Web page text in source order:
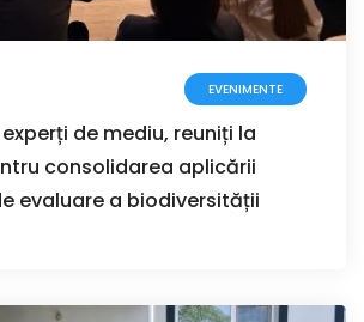
EVENIMENTE
de mediu, reuniți la
consolidarea aplicării
evaluare a biodiversității